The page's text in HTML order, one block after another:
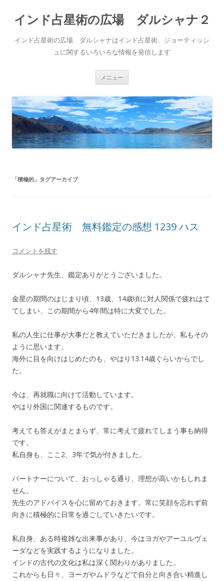
インド占星術の広場 ダルシャナ２
インド占星術の広場 ダルシャナはインド占星術、ジョーティッシ
ュに関するいろいろな情報を発信します
メニュー
ン
ツ
へ
ス
キ
ッ
プ
「積極的 」タグアーカイブ
インド占星術 無料鑑定の感想 1239 ハス
コメントを残す
ダルシャナ先生、鑑定ありがとうございました。
金星の期間のはじまり頃、13歳、14歳頃に対人関係で疲れはて
てしまい、この期間から4年間は特に大変でした。
私の人生に仕事が大事だと教えていただきましたが、私もその
ように思います。
海外に目を向けはじめたのも、やはり13.14歳ぐらいからでし
た。
今は、再就職に向けて活動しています。
やはり外国に関連するものです。
考えても答えがまとまらず、常に考えて疲れてしまう事も納得
です。
私自身も、ここ2、3年で気が付きました。
パートナーについて、おっしゃる通り、理想が高いかもしれま
せん。
先生のアドバイスを心に留めておきます。常に笑顔を忘れず前
向きに積極的に日常を過ごしていきたいです。
私自身、ある時複雑な出来事があり、今はヨガやアーユルヴェ
ーダなどを実践するようになりました。
インドの古代の文化は私は深く関わりがありました。
これからも日々、ヨーガやムドラなどで自分と向き合い精進し